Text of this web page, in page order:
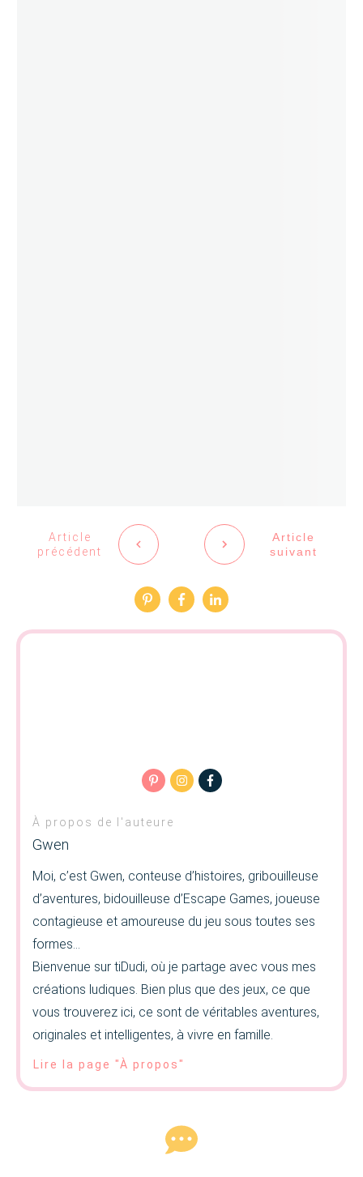
Article
précédent
Article
suivant
À propos de l'auteure
Gwen
Moi, c’est Gwen, conteuse d’histoires, gribouilleuse
d’aventures, bidouilleuse d’Escape Games, joueuse
contagieuse et amoureuse du jeu sous toutes ses
formes…
Bienvenue sur tiDudi, où je partage avec vous mes
créations ludiques. Bien plus que des jeux, ce que
vous trouverez ici, ce sont de véritables aventures,
originales et intelligentes, à vivre en famille.
Lire la page "À propos"